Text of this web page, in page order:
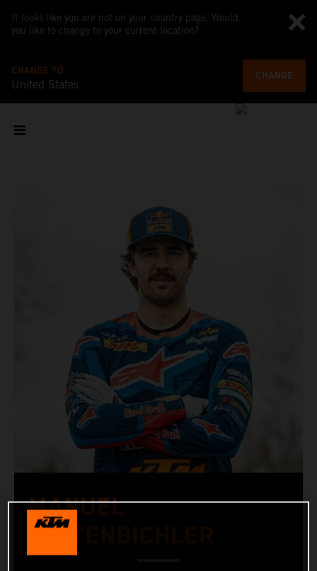
It looks like you are not on your country page. Would
you like to change to your current location?
CHANGE TO
United States
CHANGE
MANUEL
LETTENBICHLER